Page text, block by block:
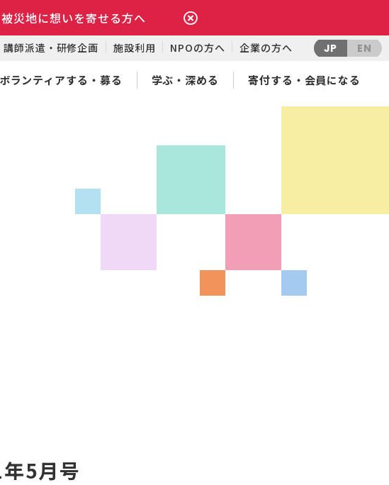
災地に想いを寄せる方へ
講師派遣・研修企画 施設利用 NPOの方へ 企業の方へ JP EN
ボランティアする・募る 学ぶ・深める 寄付する・会員になる
5月号